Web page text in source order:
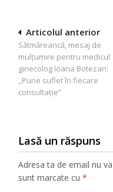
Navigare
în
articole
Articolul anterior
Sătmăreancă, mesaj de
mulțumire pentru medicul
ginecolog Ioana Botezan:
,,Pune suflet în fiecare
consultație”
Lasă un răspuns
Adresa ta de email nu
sunt marcate cu*